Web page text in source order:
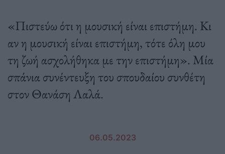
«Πιστεύω ότι η μουσική είναι επιστήμη. Kι
αν η μουσική είναι επιστήμη, τότε όλη μου
τη ζωή ασχολήθηκα με την επιστήμη». Μία
σπάνια συνέντευξη του σπουδαίου συνθέτη
στον Θανάση Λαλά.
06.05.2023